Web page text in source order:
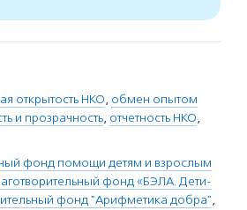
открытость НКО, обмен опытом
и прозрачность, отчетность НКО,
фонд помощи детям и взрослым
фонд «БЭЛА. Дети-
фонд "Арифметика добра",